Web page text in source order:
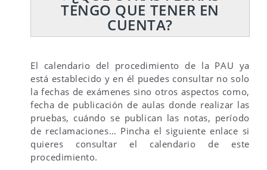
TENGO QUE TENER EN
CUENTA?
El calendario del procedimiento de la PAU ya
está establecido y en él puedes consultar no solo
la fechas de exámenes sino otros aspectos como,
fecha de publicación de aulas donde realizar las
pruebas, cuándo se publican las notas, período
de reclamaciones… Pincha el siguiente enlace si
quieres consultar el calendario de este
procedimiento.